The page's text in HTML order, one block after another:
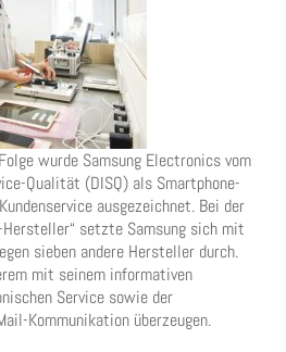
wurde Samsung Electronics vom
Qualität (DISQ) als Smartphone-
ausgezeichnet. Bei der
setzte Samsung sich mit
sieben andere Hersteller durch.
mit seinem informativen
Service sowie der
Kommunikation überzeugen.